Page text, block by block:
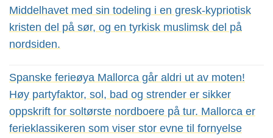
Middelhavet med sin todeling i en gresk-kypriotisk
kristen del på sør, og en tyrkisk muslimsk del på
nordsiden.
Spanske ferieøya Mallorca går aldri ut av moten!
Høy partyfaktor, sol, bad og strender er sikker
oppskrift for soltørste nordboere på tur. Mallorca er
ferieklassikeren som viser stor evne til fornyelse